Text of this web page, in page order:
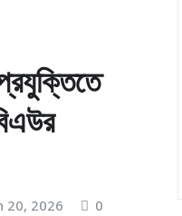
20, 2026 0